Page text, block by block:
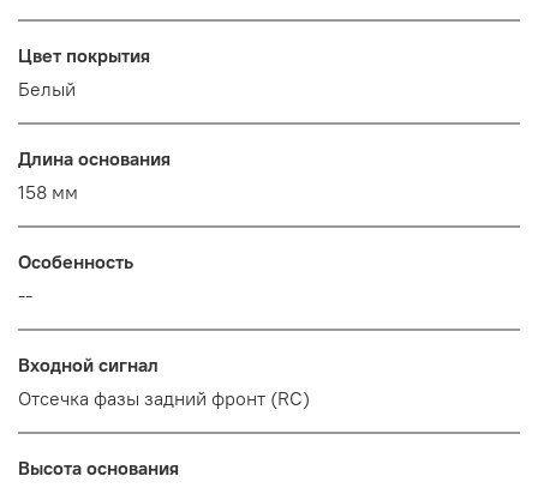
Цвет покрытия
Белый
Длина основания
158 мм
Особенность
--
Входной сигнал
Отсечка фазы задний фронт (RC)
Высота основания